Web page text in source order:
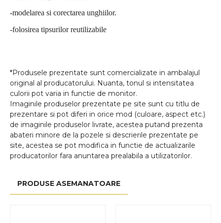
-modelarea si corectarea unghiilor.
-folosirea tipsurilor reutilizabile
*Produsele prezentate sunt comercializate in ambalajul
original al producatorului. Nuanta, tonul si intensitatea
culorii pot varia in functie de monitor.
Imaginile produselor prezentate pe site sunt cu titlu de
prezentare si pot diferi in orice mod (culoare, aspect etc.)
de imaginile produselor livrate, acestea putand prezenta
abateri minore de la pozele si descrierile prezentate pe
site, acestea se pot modifica in functie de actualizarile
producatorilor fara anuntarea prealabila a utilizatorilor.
PRODUSE ASEMANATOARE